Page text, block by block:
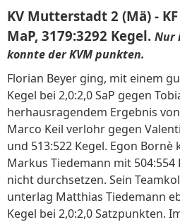
KV Mutterstadt 2 (Mä) -
MaP, 3179:3292 Kegel. Nur
konnte der KVM punkten.
Florian Beyer ging, mit einem
Kegel bei 2,0:2,0 SaP gegen
herhausragendem Ergebnis
Marco Keil verlohr gegen
und 513:522 Kegel. Egon
Markus Tiedemann mit 504:554
nicht durchsetzen. Sein
unterlag Matthias Tiedemann
Kegel bei 2,0:2,0 Satzpunkten.